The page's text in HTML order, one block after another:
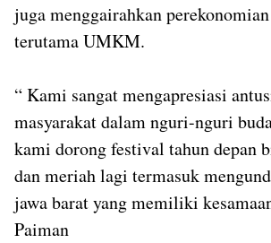
juga menggairahkan
terutama UMKM.
“ Kami sangat mengapresiasi
masyarakat dalam nguri-nguri
kami dorong festival tahun depan
dan meriah lagi termasuk
jawa barat yang memiliki
Paiman